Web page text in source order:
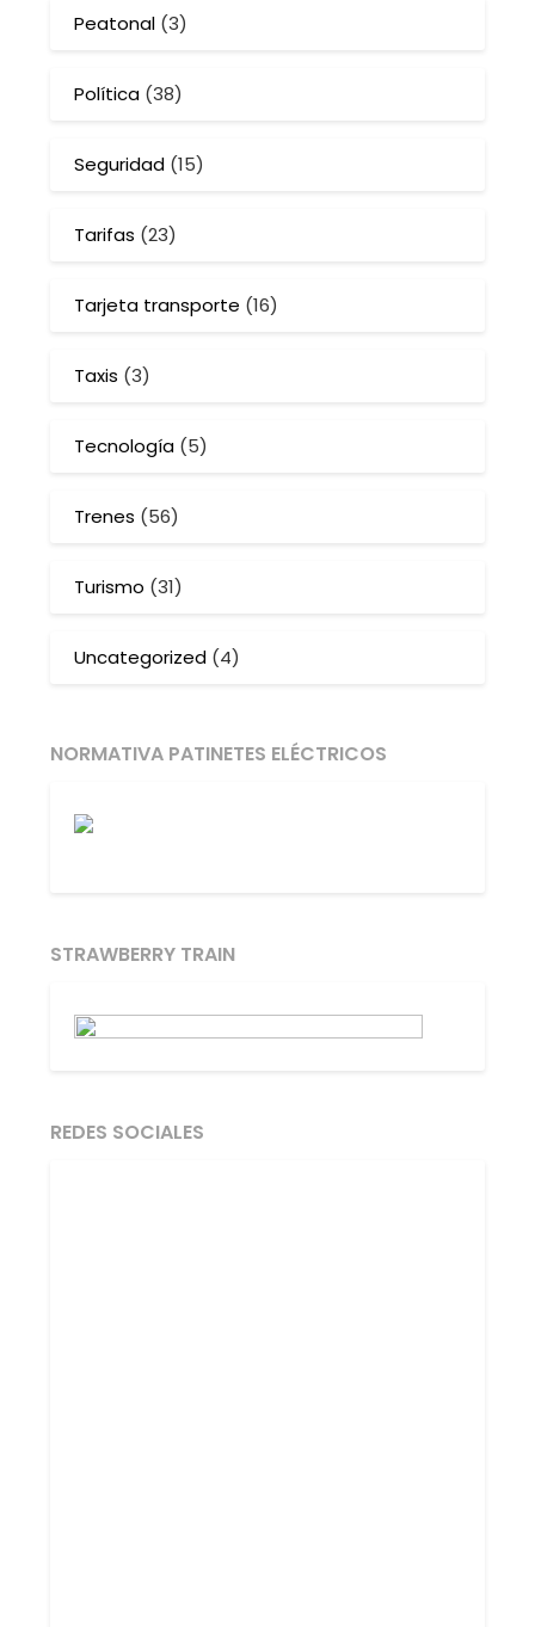
Peatonal (3)
Política (38)
Seguridad (15)
Tarifas (23)
Tarjeta transporte (16)
Taxis (3)
Tecnología (5)
Trenes (56)
Turismo (31)
Uncategorized (4)
NORMATIVA PATINETES ELÉCTRICOS
STRAWBERRY TRAIN
REDES SOCIALES